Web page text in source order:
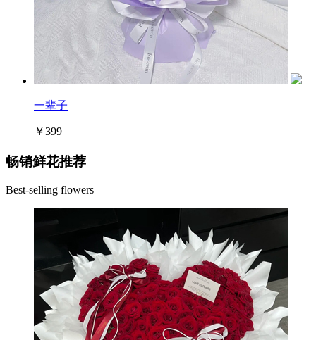
一辈子
￥399
畅销鲜花推荐
Best-selling flowers